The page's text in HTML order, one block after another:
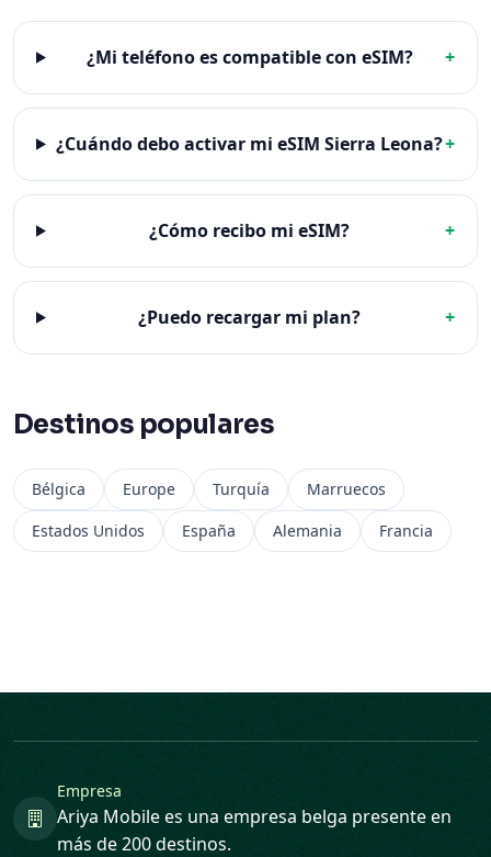
¿Mi teléfono es compatible con eSIM? +
¿Cuándo debo activar mi eSIM Sierra Leona?+
¿Cómo recibo mi eSIM? +
¿Puedo recargar mi plan? +
Destinos populares
Bélgica Europe Turquía
Marruecos
Estados Unidos
España Alemania Francia
Empresa
Ariya Mobile es una empresa belga presente en
más de 200 destinos.